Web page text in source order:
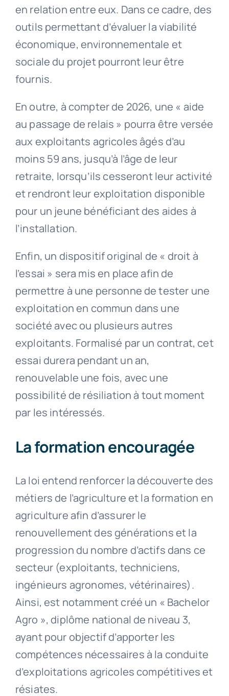
en relation entre eux. Dans ce cadre, des
outils permettant d’évaluer la viabilité
économique, environnementale et
sociale du projet pourront leur être
fournis.
En outre, à compter de 2026, une « aide
au passage de relais » pourra être versée
aux exploitants agricoles âgés d’au
moins 59 ans, jusqu’à l’âge de leur
retraite, lorsqu’ils cesseront leur activité
et rendront leur exploitation disponible
pour un jeune bénéficiant des aides à
l’installation.
Enfin, un dispositif original de « droit à
l’essai » sera mis en place afin de
permettre à une personne de tester une
exploitation en commun dans une
société avec ou plusieurs autres
exploitants. Formalisé par un contrat, cet
essai durera pendant un an,
renouvelable une fois, avec une
possibilité de résiliation à tout moment
par les intéressés.
La formation encouragée
La loi entend renforcer la découverte des
métiers de l’agriculture et la formation en
agriculture afin d’assurer le
renouvellement des générations et la
progression du nombre d’actifs dans ce
secteur (exploitants, techniciens,
ingénieurs agronomes, vétérinaires).
Ainsi, est notamment créé un « Bachelor
Agro », diplôme national de niveau 3,
ayant pour objectif d’apporter les
compétences nécessaires à la conduite
d’exploitations agricoles compétitives et
résiates.